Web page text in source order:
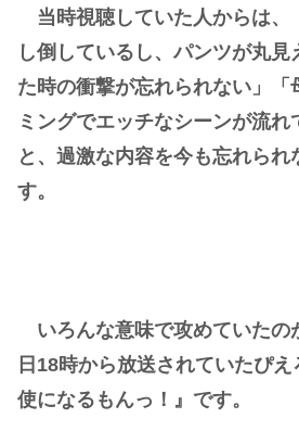
当時視聴していた人からは、
し倒しているし、パンツが丸
た時の衝撃が忘れられない」「
ミングでエッチなシーンが流れ
と、過激な内容を今も忘れら
す。
いろんな意味で攻めていたの
日18時から放送されていたぴ
使になるもんっ！』です。